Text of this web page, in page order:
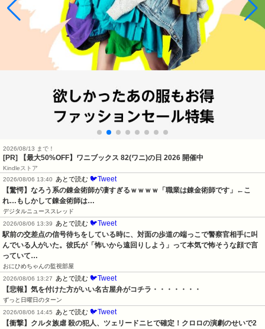
2026/08/13 まで！
[PR] 【最大50%OFF】ワニブックス 82(ワニ)の日 2026 開催中
Kindleストア
2026/08/06 13:40
あとで読む 🐦Tweet
【驚愕】なろう系の錬金術師が凄すぎるｗｗｗｗ「職業は錬金術師です」←こ
れ…もしかして錬金術師は…
デジタルニューススレッド
2026/08/06 13:39
あとで読む 🐦Tweet
駅前の交差点の信号待ちをしている時に、対面の歩道の端っこで警察官相手に叫
んでいる人がいた。彼氏が「怖いから遠回りしよう」って本気で怖そうな顔で言
っていて…
おにひめちゃんの監視部屋
2026/08/06 13:27
あとで読む 🐦Tweet
【悲報】気を付けた方がいい名古屋弁がコチラ・・・・・・・
ずっと日曜日のターン
2026/08/06 14:45
あとで読む 🐦Tweet
【衝撃】クルタ族虐 殺の犯人、ツェリードニヒで確定！クロロの演劇のせいで2